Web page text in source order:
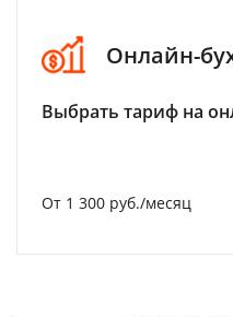
Онлайн-
Выбрать тариф на
От 1 300 руб./месяц